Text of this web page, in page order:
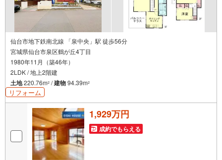
仙台市地下鉄南北線 「泉中央」駅 徒歩56分
宮城県仙台市泉区鶴が丘4丁目
1980年11月（築46年）
2LDK / 地上2階建
土地220.76m2 /建物94.39m2
リフォーム
1,929万円
成約でもらえる